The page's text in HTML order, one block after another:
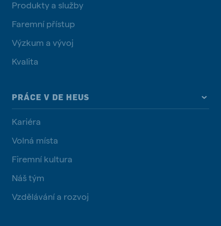
Produkty a služby
Faremní přístup
Výzkum a vývoj
Kvalita
PRÁCE V DE HEUS
Kariéra
Volná místa
Firemní kultura
Náš tým
Vzdělávání a rozvoj